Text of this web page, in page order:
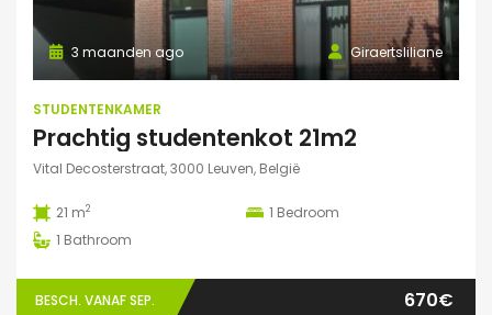
Giraertsliliane
3 maanden ago
STUDENTENKAMER
Prachtig studentenkot 21m2
Vital Decosterstraat, 3000 Leuven, België
21 m2 1 Bedroom
1 Bathroom
BESCH. VANAF SEP. 670€